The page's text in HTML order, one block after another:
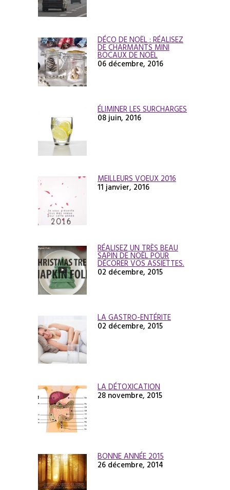
DÉCO DE NOËL : RÉALISEZ
DE CHARMANTS MINI
BOCAUX DE NOËL
06 décembre, 2016
ÉLIMINER LES SURCHARGES
08 juin, 2016
MEILLEURS VOEUX 2016
11 janvier, 2016
RÉALISEZ UN TRÈS BEAU
SAPIN DE NOËL POUR
DÉCORER VOS ASSIETTES.
02 décembre, 2015
LA GASTRO-ENTÉRITE
02 décembre, 2015
LA DÉTOXICATION
28 novembre, 2015
BONNE ANNÉE 2015
26 décembre, 2014